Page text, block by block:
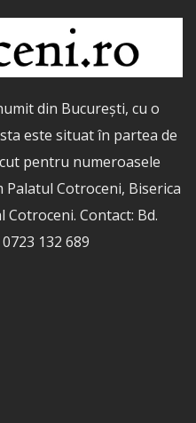
din București, cu o
este situat în partea de
pentru numeroasele
Cotroceni, Biserica
Contact: Bd.
132 689